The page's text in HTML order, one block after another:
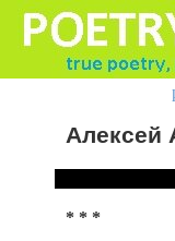
Алексей
* * *